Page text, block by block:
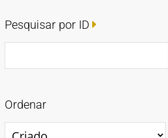
Pesquisar por ID
Ordenar